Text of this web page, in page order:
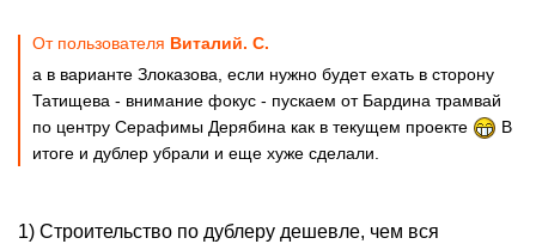
От пользователя Виталий. С.
а в варианте Злоказова, если нужно будет ехать в сторону
Татищева - внимание фокус - пускаем от Бардина трамвай
по центру Серафимы Дерябина как в текущем проекте
В
итоге и дублер убрали и еще хуже сделали.
1) Строительство по дублеру дешевле, чем вся